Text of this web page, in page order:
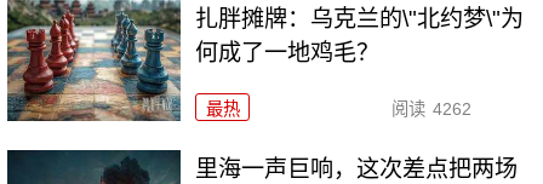
扎胖摊牌：乌克兰的\"北约梦\"为
何成了一地鸡毛？
最热 阅读 4262
里海一声巨响，这次差点把两场